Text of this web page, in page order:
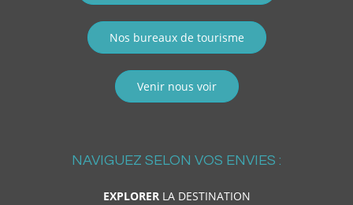
Nos bureaux de tourisme
Venir nous voir
NAVIGUEZ SELON VOS ENVIES :
EXPLORERLA DESTINATION